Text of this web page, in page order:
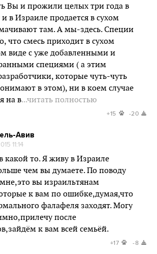
Вы и прожили целых три года в
в Израиле продается в сухом
там. А мы-здесь. Специи
что смесь приходит в сухом
виде с уже добавленными и
специями ( а этим
которые чуть-чуть
в этом), ни в коем случае
на в...читать полностью
+15 -20
Авив
11:14
какой то. Я живу в Израиле
чем вы думаете. По поводу
вы израильтянам
к вам по ошибке,думая,что
фалафеля заходят. Могу
после
к вам всей семьёй.
+17 -8